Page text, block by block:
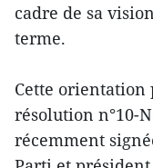
cadre de sa
terme.
Cette
résolution n°10-
récemment